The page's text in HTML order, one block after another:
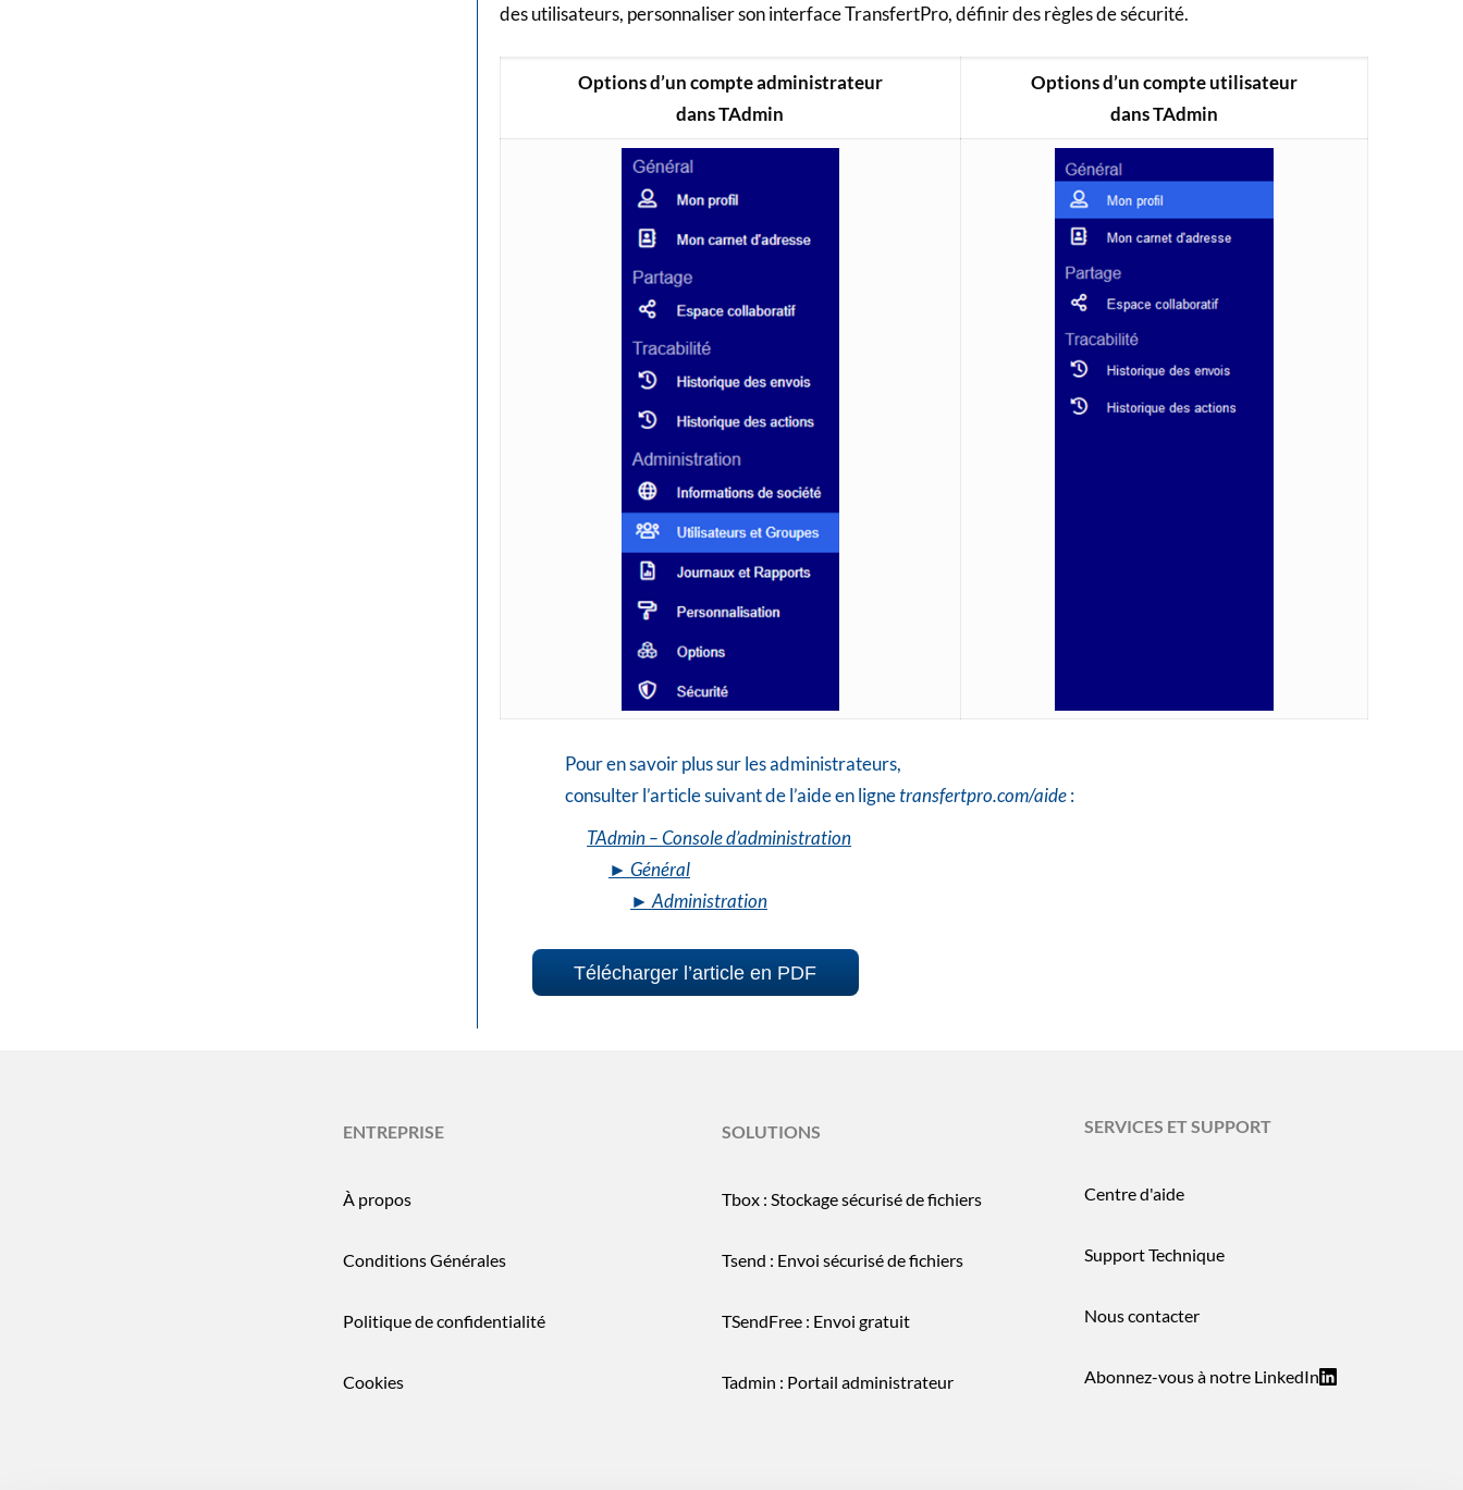
des utilisateurs, personnaliser son interface TransfertPro, définir des règles de sécurité.
Options d’un compte administrateur
dans TAdmin
Options d’un compte utilisateur
dans TAdmin
Pour en savoir plus sur les administrateurs,
consulter l’article suivant de l’aide en lignetransfertpro.com/aide:
TAdmin – Console d’administration
► Général
► Administration
Télécharger l’article en PDF
ENTREPRISE
À propos
Conditions Générales
Politique de confidentialité
Cookies
SOLUTIONS
Tbox : Stockage sécurisé de fichiers
Tsend : Envoi sécurisé de fichiers
TSendFree : Envoi gratuit
Tadmin : Portail administrateur
SERVICES ET SUPPORT
Centre d'aide
Support Technique
Nous contacter
Abonnez-vous à notre LinkedIn